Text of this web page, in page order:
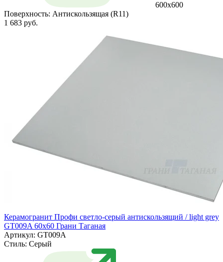
600х600
Поверхность: Антискользящая (R11)
1 683 руб.
Керамогранит Профи светло-серый антискользящий / light grey
GT009A 60х60 Грани Таганая
Артикул: GT009A
Стиль: Серый